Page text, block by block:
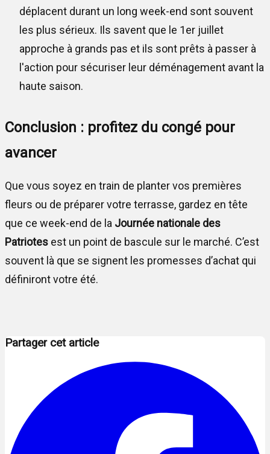
déplacent durant un long week-end sont souvent
les plus sérieux. Ils savent que le 1er juillet
approche à grands pas et ils sont prêts à passer à
l'action pour sécuriser leur déménagement avant la
haute saison.
Conclusion : profitez du congé pour
avancer
Que vous soyez en train de planter vos premières
fleurs ou de préparer votre terrasse, gardez en tête
que ce week-end de la Journée nationale des
Patriotes est un point de bascule sur le marché. C’est
souvent là que se signent les promesses d’achat qui
définiront votre été.
Partager cet article